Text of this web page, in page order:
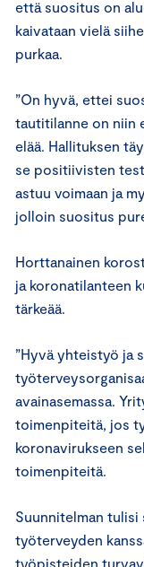
että suositus on
kaivataan vielä
purkaa.
”On hyvä, ettei
tautitilanne on niin
elää. Hallituksen
se positiivisten
astuu voimaan ja
jolloin suositus
Horttanainen
ja koronatilanteen
tärkeää.
”Hyvä yhteistyö ja
avainasemassa.
toimenpiteitä, jos
koronavirukseen
toimenpiteitä.
Suunnitelman
työterveyden
työpisteiden